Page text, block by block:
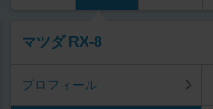
マツダ RX-8
プロフィール